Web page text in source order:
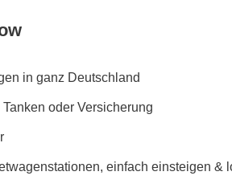
in ganz Deutschland
oder Versicherung
einfach einsteigen &